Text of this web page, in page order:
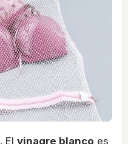
. El vinagre blanco es